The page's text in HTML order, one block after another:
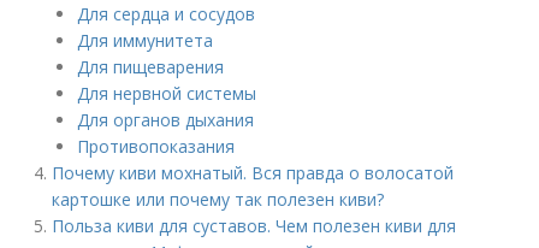
Для сердца и сосудов
Для иммунитета
Для пищеварения
Для нервной системы
Для органов дыхания
Противопоказания
Почему киви мохнатый. Вся правда о волосатой
картошке или почему так полезен киви?
Польза киви для суставов. Чем полезен киви для